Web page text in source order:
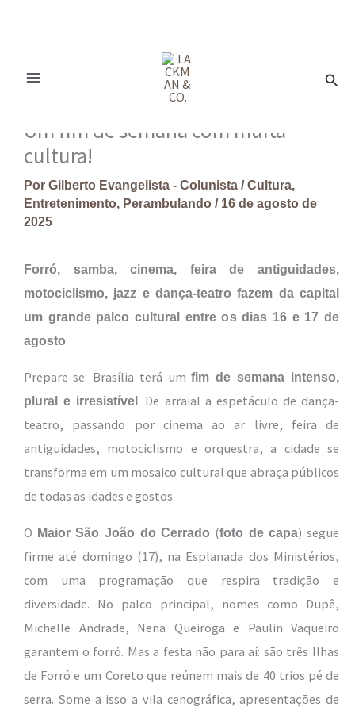
Um fim de semana com muita
cultura!
Por Gilberto Evangelista - Colunista /Cultura,
Entretenimento, Perambulando / 16 de agosto de
2025
Forró, samba, cinema, feira de antiguidades,
motociclismo, jazz e dança-teatro fazem da capital
um grande palco cultural entre os dias 16 e 17 de
agosto
Prepare-se: Brasília terá umfim de semana intenso,
plural e irresistível. De arraial a espetáculo de dança-
teatro, passando por cinema ao ar livre, feira de
antiguidades, motociclismo e orquestra, a cidade se
transforma em um mosaico cultural que abraça públicos
de todas as idades e gostos.
O Maior São João do Cerrado (foto de capa) segue
firme até domingo (17), na Esplanada dos Ministérios,
com uma programação que respira tradição e
diversidade. No palco principal, nomes como Dupê,
Michelle Andrade, Nena Queiroga e Paulin Vaqueiro
garantem o forró. Mas a festa não para aí: são três Ilhas
de Forró e um Coreto que reúnem mais de 40 trios pé de
serra. Some a isso a vila cenográfica, apresentações de